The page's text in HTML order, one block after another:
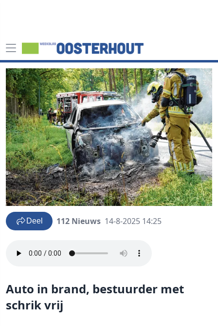
Deel 112 Nieuws 14-8-2025 14:25
Auto in brand, bestuurder met
schrik vrij